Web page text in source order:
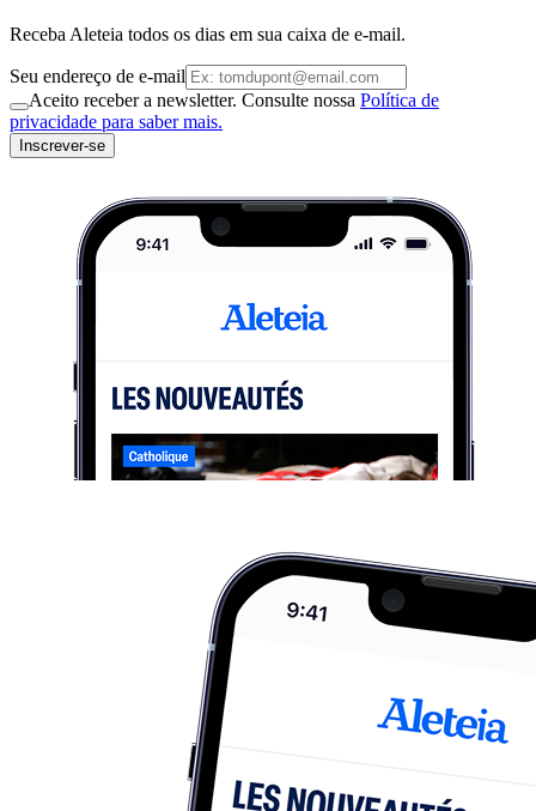
Receba Aleteia todos os dias em sua caixa de e-mail.
Seu endereço de e-mail
Aceito receber a newsletter. Consulte nossa Política de
privacidade para saber mais.
Inscrever-se